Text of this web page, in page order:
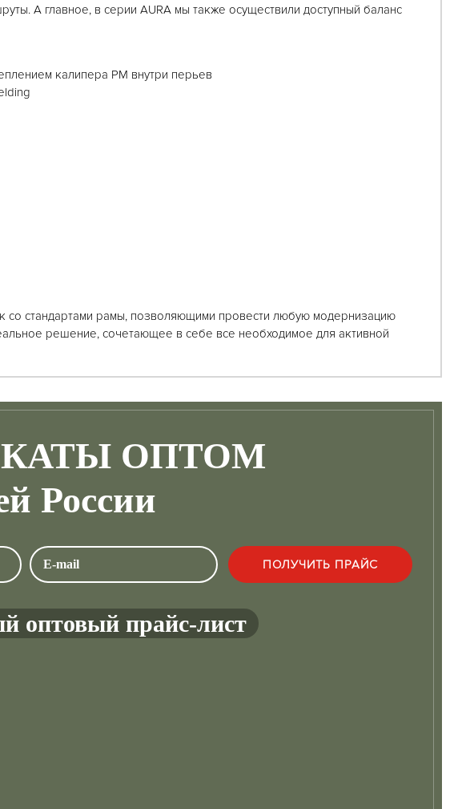
А главное, в серии AURA мы также осуществили доступный баланс
калипера PM внутри перьев
со стандартами рамы, позволяющими провести любую модернизацию
решение, сочетающее в себе все необходимое для активной
ОПТОМ
России
оптовый прайс-лист